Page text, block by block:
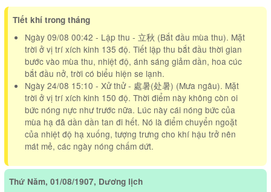
Tiết khí trong tháng
Ngày 09/08 00:42 - Lập thu - 立秋 (Bắt đầu mùa thu). Mặt
trời ở vị trí xích kinh 135 độ. Tiết lập thu bắt đầu thời gian
bước vào mùa thu, nhiệt độ, ánh sáng giảm dần, hoa cúc
bắt đầu nở, trời có biểu hiện se lạnh.
Ngày 24/08 15:10 - Xử thử - 處暑(处暑) (Mưa ngâu). Mặt
trời ở vị trí xích kinh 150 độ. Thời điểm này không còn oi
bức nóng nực như trước nữa. Lúc này cái nóng bức của
mùa hạ đã dần dần tan đi hết. Nó là điểm chuyển ngoặt
của nhiệt độ hạ xuống, tượng trưng cho khí hậu trở nên
mát mẻ, các ngày nóng chấm dứt.
Thứ Năm, 01/08/1907, Dương lịch